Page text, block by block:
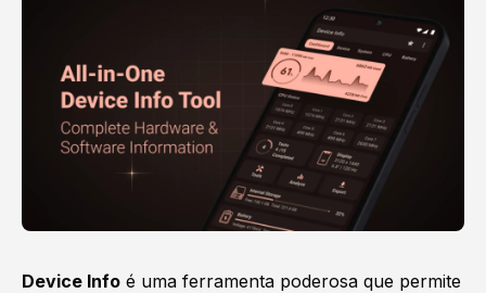
Device Info é uma ferramenta poderosa que permite